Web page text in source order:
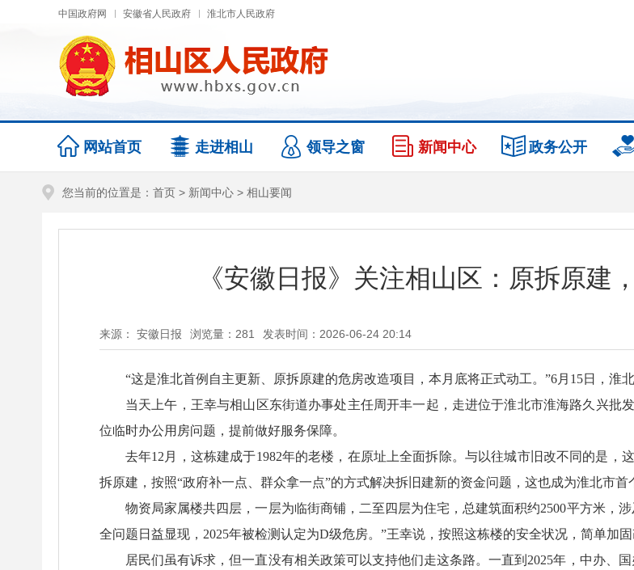
中国政府网 安徽省人民政府 淮北市人民政府
网站首页 走进相山 领导之窗 新闻中心 政务公开
您当前的位置是： 首页 > 新闻中心 > 相山要闻
《安徽日报》关注相山区：原拆原建
来源： 安徽日报 浏览量： 281 发表时间：2026-06-24 20:14
“这是淮北首例自主更新、原拆原建的危房改造项目，本月底将正式动工。”6月15日，淮
当天上午，王幸与相山区东街道办事处主任周开丰一起，走进位于淮北市淮海路久兴批
位临时办公用房问题，提前做好服务保障。
去年12月，这栋建成于1982年的老楼，在原址上全面拆除。与以往城市旧改不同的是
拆原建，按照“政府补一点、群众拿一点”的方式解决拆旧建新的资金问题，这也成为淮北市首
物资局家属楼共四层，一层为临街商铺，二至四层为住宅，总建筑面积约2500平方米，
全问题日益显现，2025年被检测认定为D级危房。”王幸说，按照这栋楼的安全状况，简单加
居民们虽有诉求，但一直没有相关政策可以支持他们走这条路。一直到2025年，中办、